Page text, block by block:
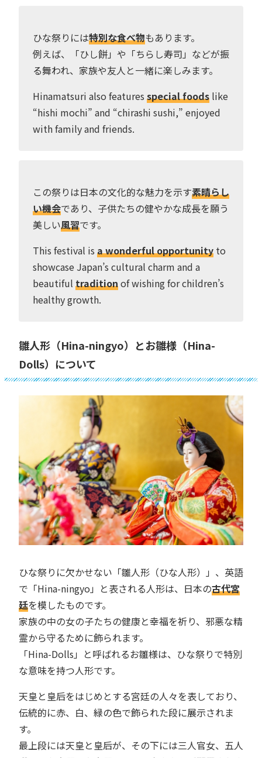
ひな祭りには特別な食べ物もあります。
例えば、「ひし餅」や「ちらし寿司」などが振
る舞われ、家族や友人と一緒に楽しみます。
Hinamatsuri also features special foods like
“hishi mochi” and “chirashi sushi,” enjoyed
with family and friends.
この祭りは日本の文化的な魅力を示す素晴らし
い機会であり、子供たちの健やかな成長を願う
美しい風習です。
This festival is a wonderful opportunity to
showcase Japan’s cultural charm and a
beautiful traditionof wishing for children’s
healthy growth.
雛人形（Hina-ningyo）とお雛様（Hina-
Dolls）について
ひな祭りに欠かせない「雛人形（ひな人形）」、英語
で「Hina-ningyo」と表される人形は、日本の古代宮
廷を模したものです。
家族の中の女の子たちの健康と幸福を祈り、邪悪な精
霊から守るために飾られます。
「Hina-Dolls」と呼ばれるお雛様は、ひな祭りで特別
な意味を持つ人形です。
天皇と皇后をはじめとする宮廷の人々を表しており、
伝統的に赤、白、緑の色で飾られた段に展示されま
す。
最上段には天皇と皇后が、その下には三人官女、五人